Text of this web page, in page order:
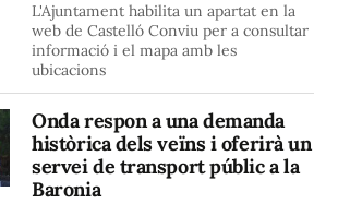
L'Ajuntament habilita un apartat en la
web de Castelló Conviu per a consultar
informació i el mapa amb les
ubicacions
Onda respon a una demanda
històrica dels veïns i oferirà un
servei de transport públic a la
Baronia